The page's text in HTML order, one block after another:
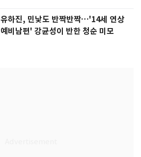
유하진, 민낯도 반짝반짝…'14세 연상
예비남편' 강균성이 반한 청순 미모